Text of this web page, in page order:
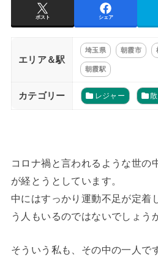
ポスト シェア
エリア＆駅
埼玉県 朝霞市
朝霞駅
カテゴリー レジャー
コロナ禍と言われるような世の
が経とうとしています。
中にはすっかり運動不足が定
う人もいるのではないでしょう
そういう私も、その中の一人で